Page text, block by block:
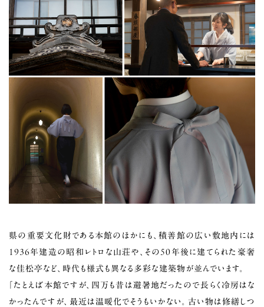
県の重要文化財である本館のほかにも、積善館の広い敷地内には
1936年建造の昭和レトロな山荘や、その50年後に建てられた豪奢
な佳松亭など、時代も様式も異なる多彩な建築物が並んでいます。
「たとえば本館ですが、四万も昔は避暑地だったので長らく冷房はな
かったんですが、最近は温暖化でそうもいかない。古い物は修繕しつ